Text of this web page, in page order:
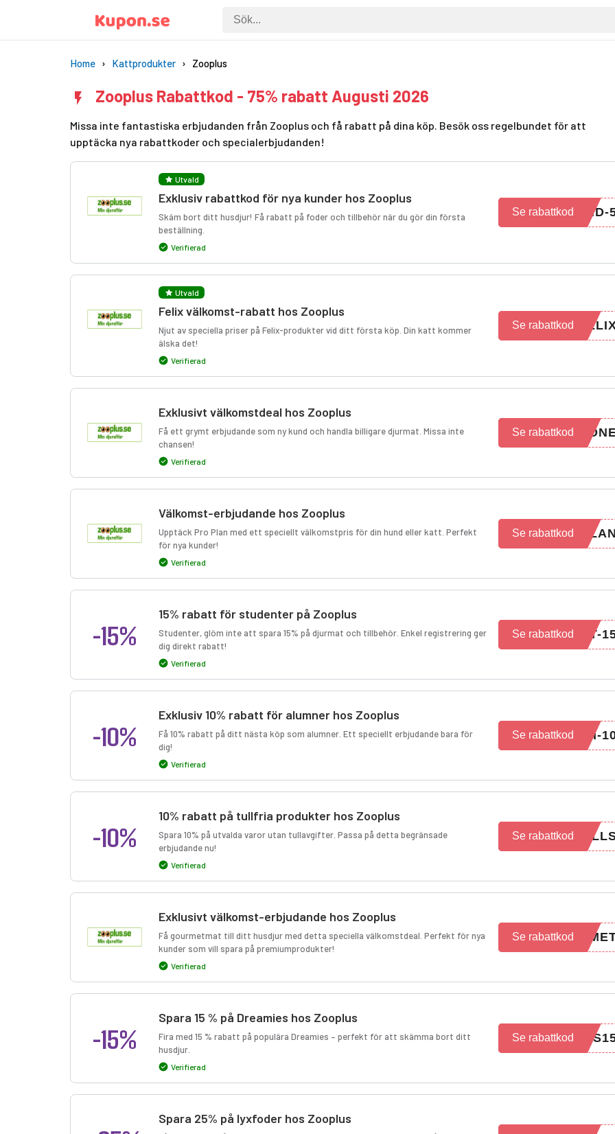
Home Kattprodukter Zooplus
Zooplus Rabattkod - 75% rabatt Augusti 2026
Missa inte fantastiska erbjudanden från Zooplus och få rabatt på dina köp. Besök oss regelbundet för att
upptäcka nya rabattkoder och specialerbjudanden!
Utvald
Exklusiv rabattkod för nya kunder hos Zooplus
Skäm bort ditt husdjur! Få rabatt på foder och tillbehör när du gör din första
beställning.
Verifierad
ND-
Se rabattkod
Utvald
Felix välkomst-rabatt hos Zooplus
Njut av speciella priser på Felix-produkter vid ditt första köp. Din katt kommer
älska det!
Verifierad
Se rabattkod
Exklusivt välkomstdeal hos Zooplus
Få ett grymt erbjudande som ny kund och handla billigare djurmat. Missa inte
chansen!
Verifierad
Se rabattkod
Välkomst-erbjudande hos Zooplus
Upptäck Pro Plan med ett speciellt välkomstpris för din hund eller katt. Perfekt
för nya kunder!
Verifierad
PLAN
Se rabattkod
-15%
15% rabatt för studenter på Zooplus
Studenter, glöm inte att spara 15% på djurmat och tillbehör. Enkel registrering ger
dig direkt rabatt!
Verifierad
T-
Se rabattkod
-10%
Exklusiv 10% rabatt för alumner hos Zooplus
Få 10% rabatt på ditt nästa köp som alumner. Ett speciellt erbjudande bara för
dig!
Verifierad
I-
Se rabattkod
-10%
10% rabatt på tullfria produkter hos Zooplus
Spara 10% på utvalda varor utan tullavgifter. Passa på detta begränsade
erbjudande nu!
Verifierad
Se rabattkod
Exklusivt välkomst-erbjudande hos Zooplus
Få gourmetmat till ditt husdjur med detta speciella välkomstdeal. Perfekt för nya
kunder som vill spara på premiumprodukter!
Verifierad
Se rabattkod
-15%
Spara 15 % på Dreamies hos Zooplus
Fira med 15 % rabatt på populära Dreamies – perfekt för att skämma bort ditt
husdjur.
Verifierad
Se rabattkod
Spara 25% på lyxfoder hos Zooplus